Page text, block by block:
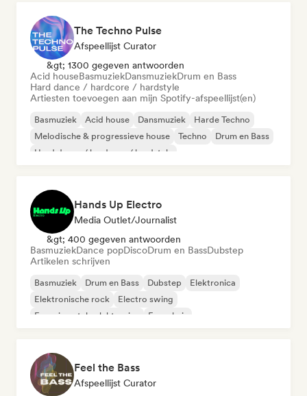
The Techno Pulse
Afspeellijst Curator
&gt; 1300 gegeven antwoorden
Acid houseBasmuziekDansmuziekDrum en Bass
Hard dance / hardcore / hardstyle
Artiesten toevoegen aan mijn Spotify-afspeellijst(en)
Basmuziek Acid house Dansmuziek
Harde Techno
Melodische & progressieve house
Techno
Drum en Bass
Hard dance / hardcore / hardstyle
Hands Up Electro
Media Outlet/Journalist
&gt; 400 gegeven antwoorden
BasmuziekDance popDiscoDrum en BassDubstep
Artikelen schrijven
Basmuziek Drum en Bass Dubstep
Elektronica
Elektronische rock
Electro swing
Experimentele elektronica
Frans huis
Feel the Bass
Afspeellijst Curator